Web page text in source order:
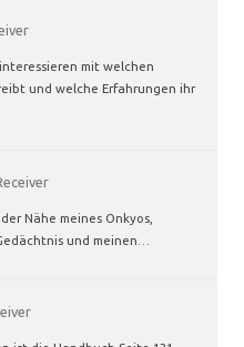
mit welchen
und welche Erfahrungen ihr
Nähe meines Onkyos,
und meinen…